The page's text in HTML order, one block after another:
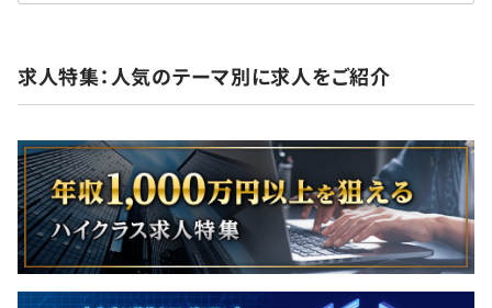
求人特集：人気のテーマ別に求人をご紹介